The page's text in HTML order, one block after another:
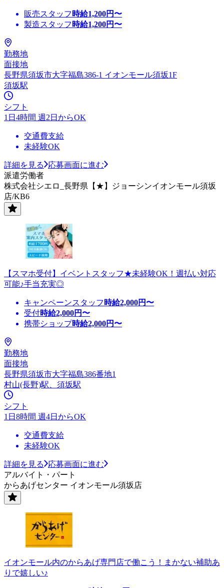
販売スタッフ 時給1,200円〜
製造スタッフ 時給1,200円〜
勤務地
面接地
長野県須坂市大字福島386‐1 イオンモール須坂1F
須坂駅
シフト
1日4時間 週2日からOK
交通費支給
未経験OK
詳細を見る
応募画面に進む
派遣労働者
株式会社シエロ_長野県【★】ジョーシンイオンモール須坂
店/KB6
【スマホ受付】イベントスタッフ★未経験OK！週払い対応
可能♪手当充実◎
キャンペーンスタッフ 時給2,000円〜
受付時給2,000円〜
携帯ショップ時給2,000円〜
勤務地
面接地
長野県須坂市大字福島386番地1
村山(長野)駅、須坂駅
シフト
1日8時間 週4日からOK
交通費支給
未経験OK
詳細を見る
応募画面に進む
アルバイト・パート
からあげセンター イオンモール須坂店
イオンモール内のからあげ専門店で働こう！まかない補助あ
りで嬉しい♪